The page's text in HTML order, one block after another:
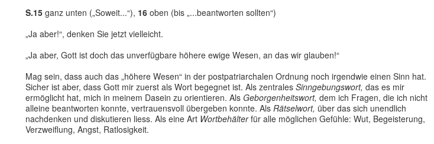
S.15 ganz unten („Soweit...“), 16 oben (bis „...beantworten sollten“)
„Ja aber!“, denken Sie jetzt vielleicht.
„Ja aber, Gott ist doch das unverfügbare höhere ewige Wesen, an das wir glauben!“
Mag sein, dass auch das „höhere Wesen“ in der postpatriarchalen Ordnung noch irgendwie einen Sinn hat.
Sicher ist aber, dass Gott mir zuerst als Wort begegnet ist. Als zentrales Sinngebungswort, das es mir
ermöglicht hat, mich in meinem Dasein zu orientieren. Als Geborgenheitswort, dem ich Fragen, die ich nicht
alleine beantworten konnte, vertrauensvoll übergeben konnte. Als Rätselwort, über das sich unendlich
nachdenken und diskutieren liess. Als eine Art Wortbehälterfür alle möglichen Gefühle: Wut, Begeisterung,
Verzweiflung, Angst, Ratlosigkeit.